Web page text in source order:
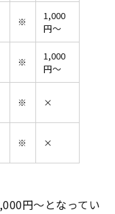
※
1,000
円〜
※
1,000
円〜
※ ×
※ ×
円〜となってい